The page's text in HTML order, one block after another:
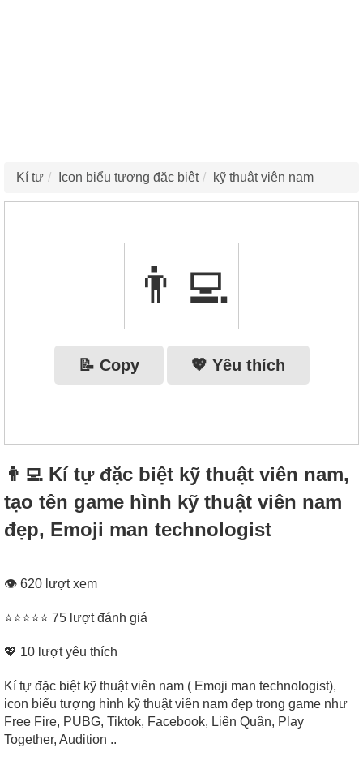
Kí tự Icon biểu tượng đặc biệt kỹ thuật viên nam
👨‍💻
📝 Copy 💖 Yêu thích
👨‍💻 Kí tự đặc biệt kỹ thuật viên nam,
tạo tên game hình kỹ thuật viên nam
đẹp, Emoji man technologist
👁 620 lượt xem
⭐⭐⭐⭐⭐ 75 lượt đánh giá
💖 10 lượt yêu thích
Kí tự đặc biệt kỹ thuật viên nam ( Emoji man technologist),
icon biểu tượng hình kỹ thuật viên nam đẹp trong game như
Free Fire, PUBG, Tiktok, Facebook, Liên Quân, Play
Together, Audition ..